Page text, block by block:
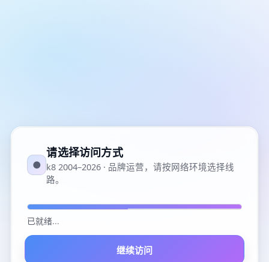
●
请选择访问方式
k8 2004–2026 · 品牌运营，请按网络环境选择线
路。
已就绪...
继续访问